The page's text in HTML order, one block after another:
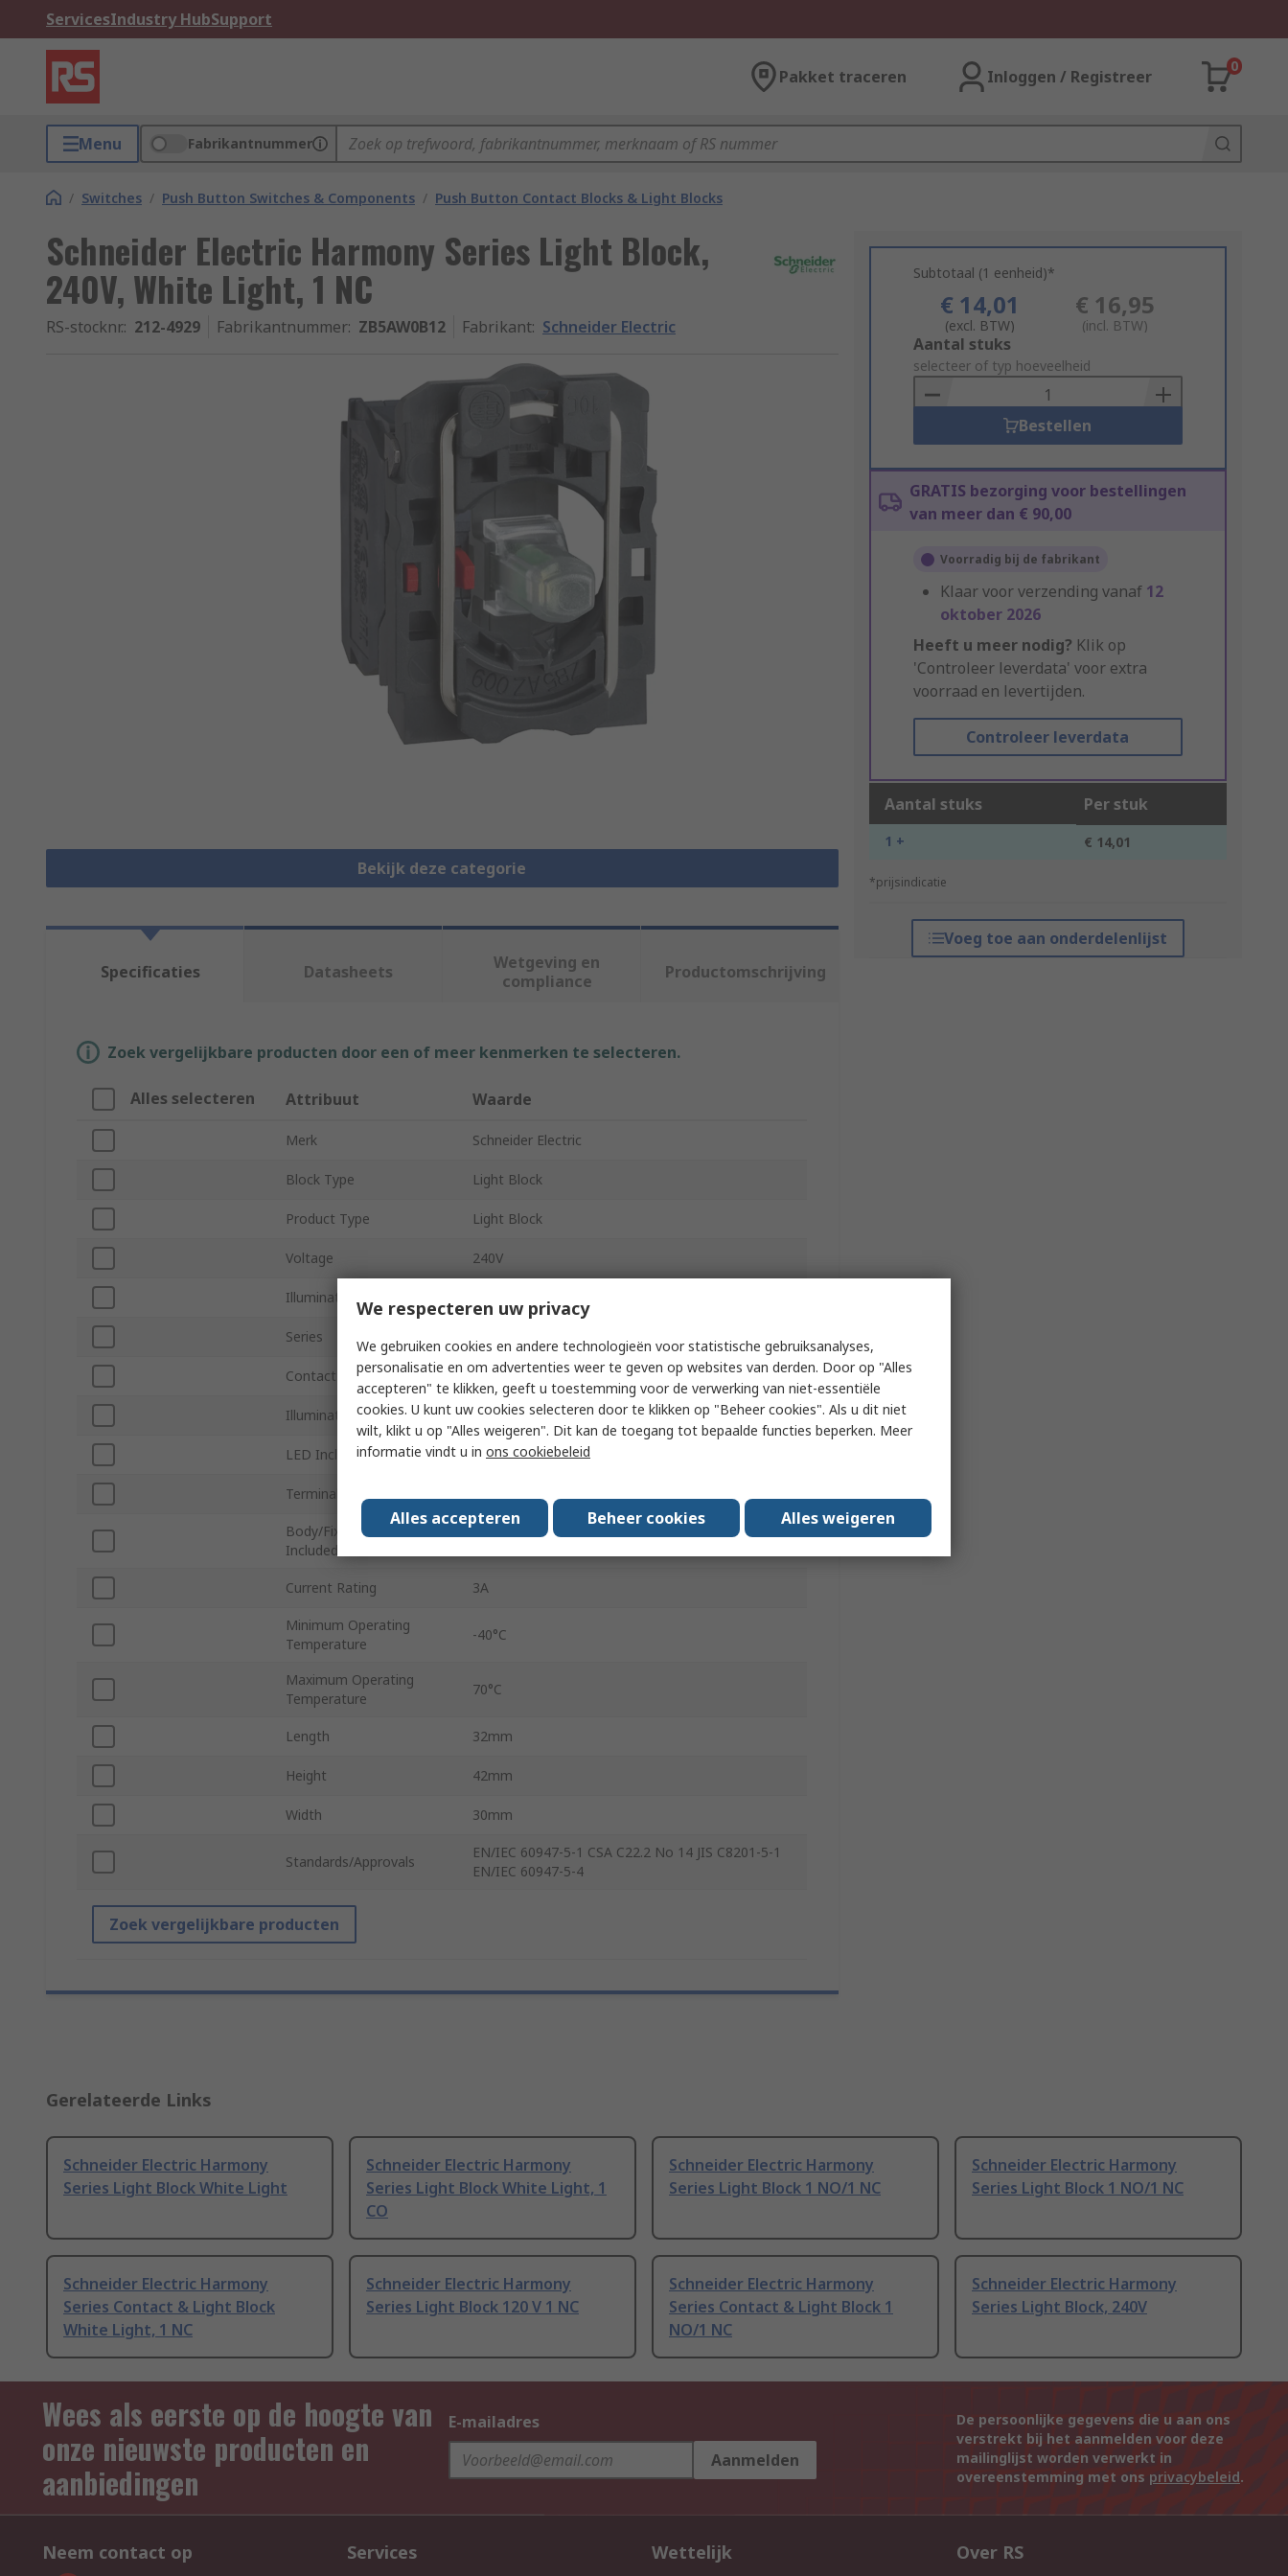
ServicesIndustry HubSupport
Pakket traceren Inloggen / Registreer
0
Menu Fabrikantnummer
/ Switches / Push Button Switches & Components / Push Button Contact Blocks & Light Blocks
Schneider Electric Harmony Series Light Block,
240V, White Light, 1 NC
RS-stocknr.: 212-4929 Fabrikantnummer: ZB5AW0B12 Fabrikant: Schneider Electric
Bekijk deze categorie
Subtotaal (1 eenheid)*
€ 14,01
(excl. BTW)
€ 16,95
(incl. BTW)
Add
to
Basket
Aantal stuks
selecteer of typ hoeveelheid
Bestellen
GRATIS bezorging voor bestellingen
van meer dan € 90,00
Voorradig bij de fabrikant
Klaar voor verzending vanaf 12
oktober 2026
Heeft u meer nodig? Klik op
'Controleer leverdata' voor extra
voorraad en levertijden.
Controleer leverdata
Aantal stuks Per stuk
1 + € 14,01
*prijsindicatie
Voeg toe aan onderdelenlijst
Specificaties
Datasheets
Wetgeving en
compliance
Productomschrijving
Zoek vergelijkbare producten door een of meer kenmerken te selecteren.
Alles selecteren Attribuut Waarde
Merk Schneider Electric
Block Type Light Block
Product Type Light Block
Voltage 240V
Illumination Colour
Series Harmony
Contact Configuration 1 NC
Illumination Type LED
LED Included Yes
Terminal Type
Body/Fixing Collar
Included
Yes
Current Rating 3A
Minimum Operating
Temperature
-40°C
Maximum Operating
Temperature
70°C
Length 32mm
Height 42mm
Width 30mm
Standards/Approvals
EN/IEC 60947-5-1 CSA C22.2 No 14 JIS C8201-5-1
EN/IEC 60947-5-4
Zoek vergelijkbare producten
Gerelateerde Links
Schneider Electric Harmony
Series Light Block White Light
Schneider Electric Harmony
Series Light Block White Light, 1
CO
Schneider Electric Harmony
Series Light Block 1 NO/1 NC
Schneider Electric Harmony
Series Light Block 1 NO/1 NC
Schneider Electric Harmony
Series Contact & Light Block
White Light, 1 NC
Schneider Electric Harmony
Series Light Block 120 V 1 NC
Schneider Electric Harmony
Series Contact & Light Block 1
NO/1 NC
Schneider Electric Harmony
Series Light Block, 240V
Wees als eerste op de hoogte van
onze nieuwste producten en
aanbiedingen
E-mailadres
Aanmelden
De persoonlijke gegevens die u aan ons
verstrekt bij het aanmelden voor deze
mailinglijst worden verwerkt in
overeenstemming met ons privacybeleid.
Neem contact op Services Wettelijk Over RS
We respecteren uw privacy
We gebruiken cookies en andere technologieën voor statistische gebruiksanalyses,
personalisatie en om advertenties weer te geven op websites van derden. Door op "Alles
accepteren" te klikken, geeft u toestemming voor de verwerking van niet-essentiële
cookies. U kunt uw cookies selecteren door te klikken op "Beheer cookies". Als u dit niet
wilt, klikt u op "Alles weigeren". Dit kan de toegang tot bepaalde functies beperken. Meer
informatie vindt u in ons cookiebeleid
Alles accepteren Beheer cookies Alles weigeren